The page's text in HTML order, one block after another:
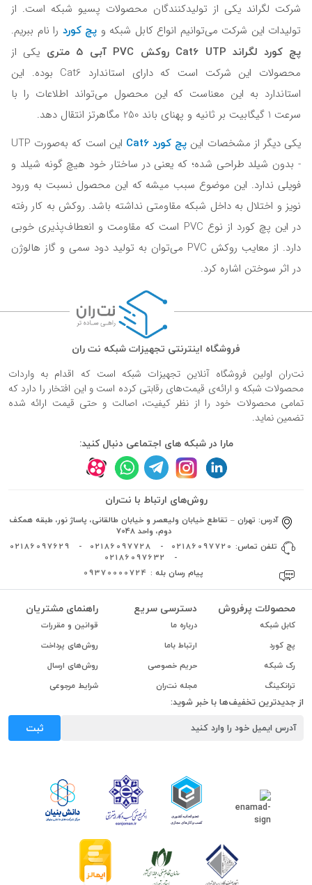
شرکت لگراند یکی از تولیدکنندگان محصولات پسیو شبکه است. از
تولیدات این شرکت می‌توانیم انواع کابل شبکه وپچ کوردرا نام ببریم.
پچ کورد لگراند Cat6 UTP روکش PVC آبی 5 متری
یکی از
محصولات این شرکت است که دارای استاندارد Cat6 بوده. این
استاندارد به این معناست که این محصول می‌تواند اطلاعات را با
سرعت 1 گیگابیت بر ثانیه و پهنای باند 250 مگاهرتز انتقال دهد.
یکی دیگر از مشخصات اینپچ کورد Cat6
این است که به‌صورت UTP
- بدون شیلد طراحی شده؛ که یعنی در ساختار خود هیچ گونه شیلد و
فویلی ندارد. این موضوع سبب میشه که این محصول نسبت به ورود
نویز و اختلال به داخل شبکه مقاومتی نداشته باشد. روکش به کار رفته
در این پچ کورد از نوع PVC است که مقاومت و انعطاف‌پذیری خوبی
دارد. از معایب روکش PVC می‌توان به تولید دود سمی و گاز هالوژن
در اثر سوختن اشاره کرد.
فروشگاه اینترنتی تجهیزات شبکه نت ران
نت‌ران اولین فروشگاه آنلاین تجهیزات شبکه است که اقدام به واردات
محصولات شبکه و ارائه‌ی قیمت‌های رقابتی کرده است و این افتخار را دارد که
تمامی محصولات خود را از نظر کیفیت، اصالت و حتی قیمت ارائه شده
تضمین نماید.
مارا در شبکه های اجتماعی دنبال کنید:
روش‌های ارتباط با نت‌ران
آدرس:تهران – تقاطع خیابان ولیعصر و خیابان طالقانی، پاساژ نور، طبقه همکف
دوم، واحد 7048
تلفن تماس:02186097720
02186097728
02186097629
02186097632
پیام رسان بله : 09370000724
محصولات پرفروش
کابل شبکه
پچ کورد
رک شبکه
ترانکینگ
دسترسی سریع
درباره ما
ارتباط باما
حریم خصوصی
مجله نت‌ران
راهنمای مشتریان
قوانین و مقررات
روش‌های پرداخت
روش‌های ارسال
شرایط مرجوعی
از جدیدترین تخفیف‌ها با خبر شوید:
ثبت